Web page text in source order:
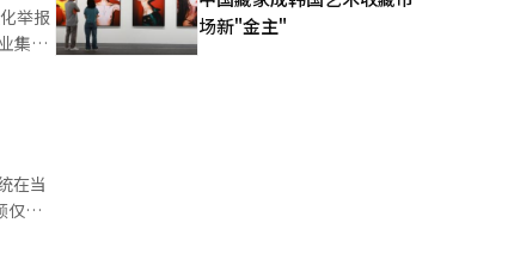
第
害公
举报
集团
，提
为的
题。
漏规
益相
虚假
仅剩
场新"金主"